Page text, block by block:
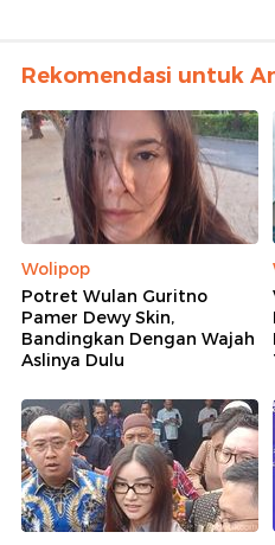
Rekomendasi untuk
Wolipop
Potret Wulan Guritno
Pamer Dewy Skin,
Bandingkan Dengan Wajah
Aslinya Dulu